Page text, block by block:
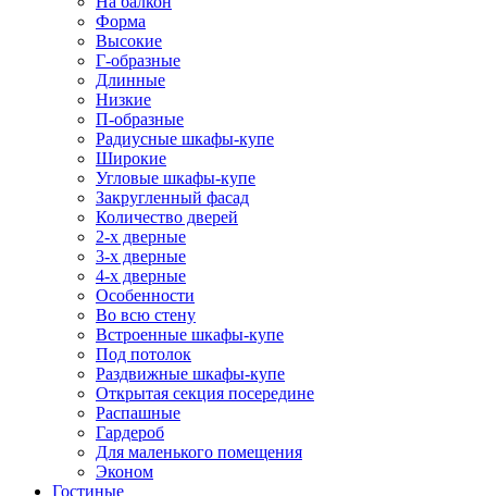
Форма
Высокие
Г-образные
Длинные
Низкие
П-образные
Радиусные шкафы-купе
Широкие
Угловые шкафы-купе
Закругленный фасад
Количество дверей
2-х дверные
3-х дверные
4-х дверные
Особенности
Во всю стену
Встроенные шкафы-купе
Под потолок
Раздвижные шкафы-купе
Открытая секция посередине
Распашные
Гардероб
Для маленького помещения
Эконом
Гостиные